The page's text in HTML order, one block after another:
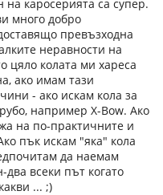
на каросерията са супер.
много добро
превъзходна
неравности на
цяло колата ми хареса
ако имам тази
- ако искам кола за
например X-Bow. Ако
на по-практичните и
пък искам "яка" кола
да наемам
всеки път когато
... ;)